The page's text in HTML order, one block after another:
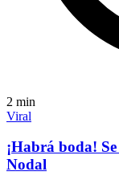
2 min
Viral
¡Habrá boda!
Nodal